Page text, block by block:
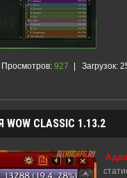
Просмотров: 927 | Загрузок:
CLASSIC 1.13.2